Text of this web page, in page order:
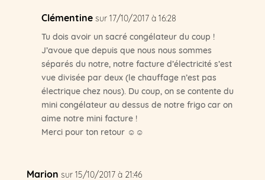
Clémentine sur 17/10/2017 à 16:28
Tu dois avoir un sacré congélateur du coup !
J’avoue que depuis que nous nous sommes
séparés du notre, notre facture d’électricité s’est
vue divisée par deux (le chauffage n’est pas
électrique chez nous). Du coup, on se contente du
mini congélateur au dessus de notre frigo car on
aime notre mini facture !
Merci pour ton retour ☺☺
Marion sur 15/10/2017 à 21:46